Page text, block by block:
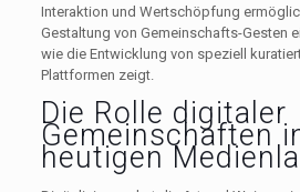
Interaktion und Wertschöpfung
Gestaltung von Gemeinschafts-Gesten
wie die Entwicklung von speziell
Plattformen zeigt.
Die Rolle digitaler
Gemeinschaften
heutigen